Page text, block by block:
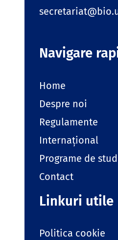
Navigare
Home
Despre noi
Regulamente
Internațional
Programe de
Contact
Linkuri utile
Politica cookie